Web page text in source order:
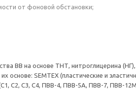
от фоновой обстановки;
ВВ на основе ТНТ, нитроглицерина
SEMTEX (пластические и
С2, С3, С4, ПВВ-4, ПВВ-5А, ПВВ-7, ПВВ-